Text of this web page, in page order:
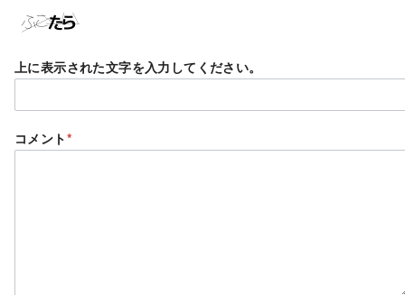
上に表示された文字を入力してください。
コメント*